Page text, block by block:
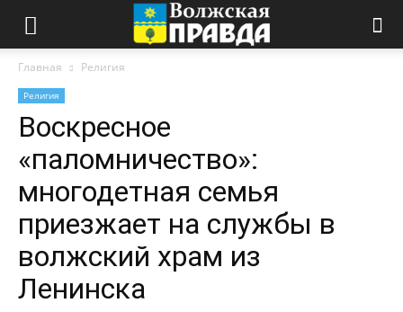
Главная Религия
Религия
Воскресное
«паломничество»:
многодетная семья
приезжает на службы в
волжский храм из
Ленинска